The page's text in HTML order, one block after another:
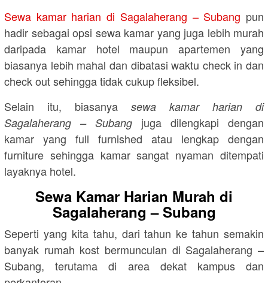
Sewa kamar harian di Sagalaherang – Subang pun
hadir sebagai opsi sewa kamar yang juga lebih murah
daripada kamar hotel maupun apartemen yang
biasanya lebih mahal dan dibatasi waktu check in dan
check out sehingga tidak cukup fleksibel.
Selain itu, biasanya sewa kamar harian di
Sagalaherang – Subang juga dilengkapi dengan
kamar yang full furnished atau lengkap dengan
furniture sehingga kamar sangat nyaman ditempati
layaknya hotel.
Sewa Kamar Harian Murah di
Sagalaherang – Subang
Seperti yang kita tahu, dari tahun ke tahun semakin
banyak rumah kost bermunculan di Sagalaherang –
Subang, terutama di area dekat kampus dan